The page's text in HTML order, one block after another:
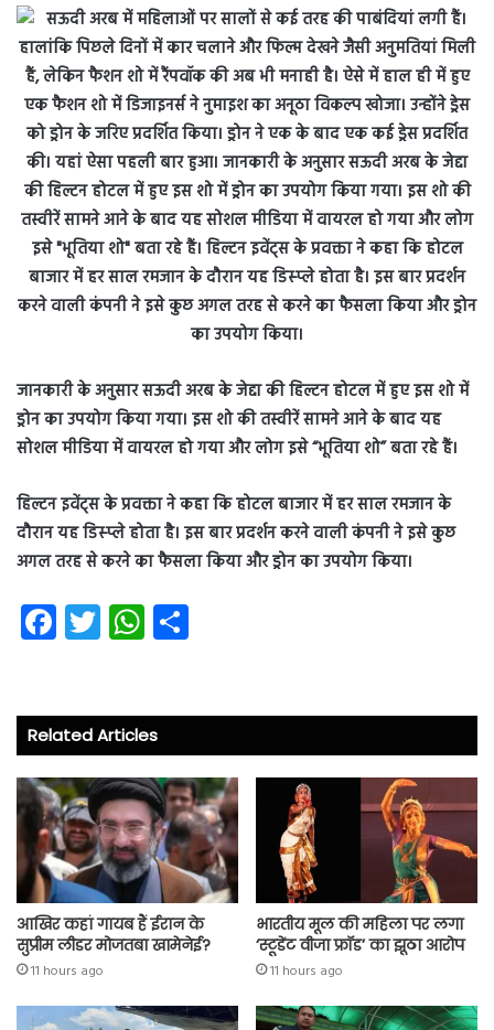
जानकारी के अनुसार सऊदी अरब के जेद्दा की हिल्टन होटल में हुए इस शो में
ड्रोन का उपयोग किया गया। इस शो की तस्वीरें सामने आने के बाद यह
सोशल मीडिया में वायरल हो गया और लोग इसे “भूतिया शो” बता रहे हैं।
हिल्टन इवेंट्स के प्रवक्ता ने कहा कि होटल बाजार में हर साल रमजान के
दौरान यह डिस्प्ले होता है। इस बार प्रदर्शन करने वाली कंपनी ने इसे कुछ
अगल तरह से करने का फैसला किया और ड्रोन का उपयोग किया।
Fa
ce
o
ok
T
wi
er
W
ha
A
p
p
Related Articles
आखिर कहां गायब हैं ईरान के
सुप्रीम लीडर मोजतबा खामेनेई?
11 hours ago
भारतीय मूल की महिला पर लगा
‘स्टूडेंट वीजा फ्रॉड’ का झूठा आरोप
11 hours ago